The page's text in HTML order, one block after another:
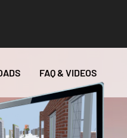
FAQ & VIDEOS